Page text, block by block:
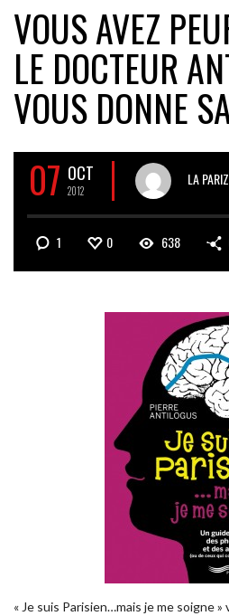
VOUS AVEZ
LE DOCTEUR
VOUS DONNE
07 OCT
2012
LA
1 0 638
« Je suis Parisien…mais je me soigne